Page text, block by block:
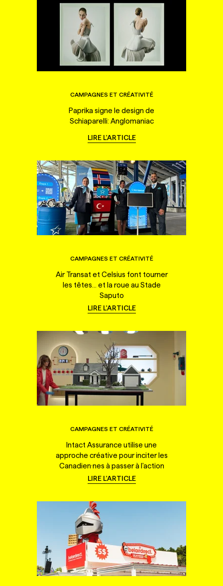
CAMPAGNES ET CRÉATIVITÉ
Paprika signe le design de
Schiaparelli: Anglomaniac
LIRE L'ARTICLE
CAMPAGNES ET CRÉATIVITÉ
Air Transat et Celsius font tourner
les têtes... et la roue au Stade
Saputo
LIRE L'ARTICLE
CAMPAGNES ET CRÉATIVITÉ
Intact Assurance utilise une
approche créative pour inciter les
Canadien·nes à passer à l'action
LIRE L'ARTICLE